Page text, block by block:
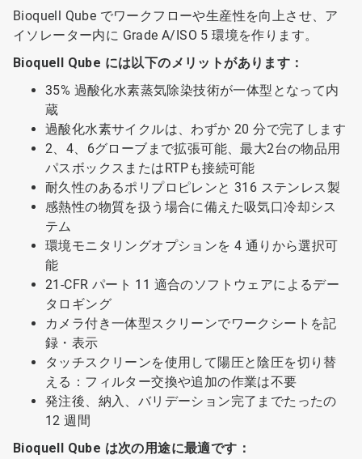
Bioquell Qube でワークフローや生産性を向上させ、ア
イソレーター内に Grade A/ISO 5 環境を作ります。
Bioquell Qube には以下のメリットがあります：
35% 過酸化水素蒸気除染技術が一体型となって内
蔵
過酸化水素サイクルは、わずか 20 分で完了します
2、4、6グローブまで拡張可能、最大2台の物品用
パスボックスまたはRTPも接続可能
耐久性のあるポリプロピレンと 316 ステンレス製
感熱性の物質を扱う場合に備えた吸気口冷却シス
テム
環境モニタリングオプションを 4 通りから選択可
能
21-CFR パート 11 適合のソフトウェアによるデー
タロギング
カメラ付き一体型スクリーンでワークシートを記
録・表示
タッチスクリーンを使用して陽圧と陰圧を切り替
える：フィルター交換や追加の作業は不要
発注後、納入、バリデーション完了までたったの
12 週間
Bioquell Qube は次の用途に最適です：